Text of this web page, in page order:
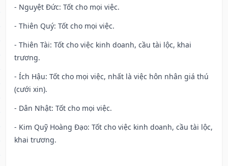
- Nguyệt Đức: Tốt cho mọi việc.
- Thiên Quý: Tốt cho mọi việc.
- Thiên Tài: Tốt cho việc kinh doanh, cầu tài lộc, khai
trương.
- Ích Hậu: Tốt cho mọi việc, nhất là việc hôn nhân giá thú
(cưới xin).
- Dân Nhật: Tốt cho mọi việc.
- Kim Quỹ Hoàng Đạo: Tốt cho việc kinh doanh, cầu tài lộc,
khai trương.